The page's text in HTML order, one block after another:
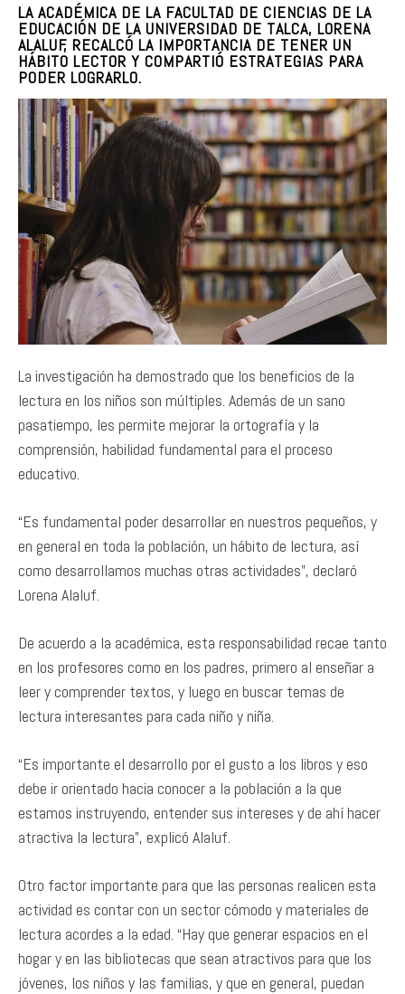
LA ACADÉMICA DE LA FACULTAD DE CIENCIAS DE LA
EDUCACIÓN DE LA UNIVERSIDAD DE TALCA, LORENA
ALALUF, RECALCÓ LA IMPORTANCIA DE TENER UN
HÁBITO LECTOR Y COMPARTIÓ ESTRATEGIAS PARA
PODER LOGRARLO.
La investigación ha demostrado que los beneficios de la
lectura en los niños son múltiples. Además de un sano
pasatiempo, les permite mejorar la ortografía y la
comprensión, habilidad fundamental para el proceso
educativo.
“Es fundamental poder desarrollar en nuestros pequeños, y
en general en toda la población, un hábito de lectura, así
como desarrollamos muchas otras actividades”, declaró
Lorena Alaluf.
De acuerdo a la académica, esta responsabilidad recae tanto
en los profesores como en los padres, primero al enseñar a
leer y comprender textos, y luego en buscar temas de
lectura interesantes para cada niño y niña.
“Es importante el desarrollo por el gusto a los libros y eso
debe ir orientado hacia conocer a la población a la que
estamos instruyendo, entender sus intereses y de ahí hacer
atractiva la lectura”, explicó Alaluf.
Otro factor importante para que las personas realicen esta
actividad es contar con un sector cómodo y materiales de
lectura acordes a la edad. “Hay que generar espacios en el
hogar y en las bibliotecas que sean atractivos para que los
jóvenes, los niños y las familias, y que en general, puedan